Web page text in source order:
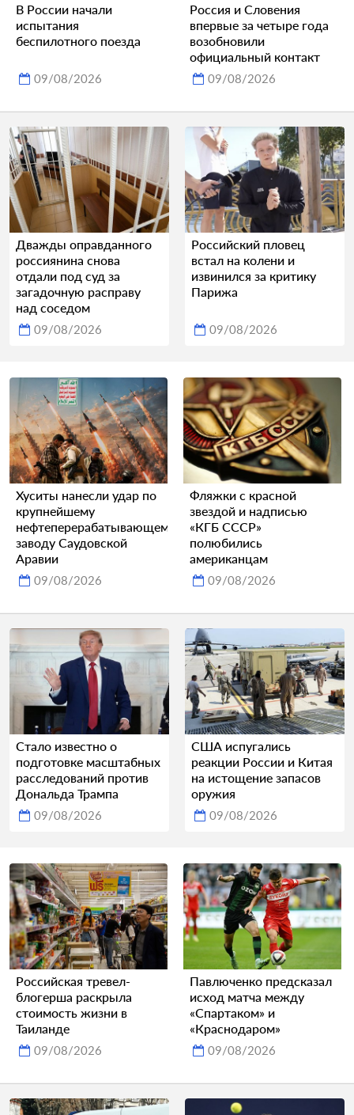
В России начали
испытания
беспилотного поезда
09/08/2026
Россия и Словения
впервые за четыре года
возобновили
официальный контакт
09/08/2026
Дважды оправданного
россиянина снова
отдали под суд за
загадочную расправу
над соседом
09/08/2026
Российский пловец
встал на колени и
извинился за критику
Парижа
09/08/2026
Хуситы нанесли удар по
крупнейшему
нефтеперерабатывающему
заводу Саудовской
Аравии
09/08/2026
Фляжки с красной
звездой и надписью
«КГБ СССР»
полюбились
американцам
09/08/2026
Стало известно о
подготовке масштабных
расследований против
Дональда Трампа
09/08/2026
США испугались
реакции России и Китая
на истощение запасов
оружия
09/08/2026
Российская тревел-
блогерша раскрыла
стоимость жизни в
Таиланде
09/08/2026
Павлюченко предсказал
исход матча между
«Спартаком» и
«Краснодаром»
09/08/2026